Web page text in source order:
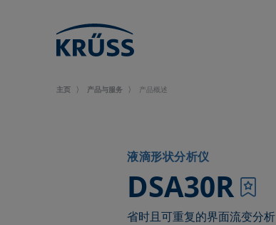
主页 产品与服务 产品概述
液滴形状分析仪
DSA30R
–
省时且可重复的界面流变分析